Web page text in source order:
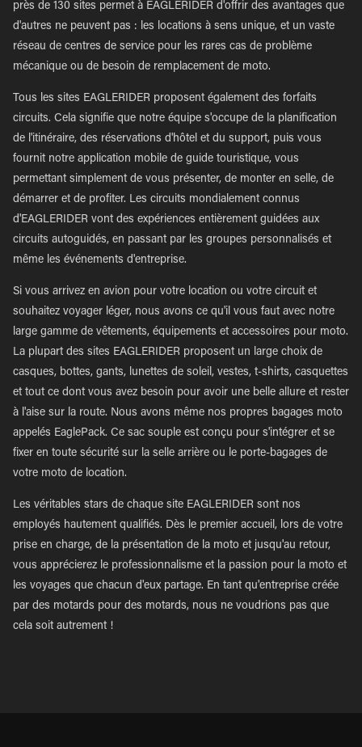
près de 130 sites permet à EAGLERIDER d'offrir des avantages que
d'autres ne peuvent pas : les locations à sens unique, et un vaste
réseau de centres de service pour les rares cas de problème
mécanique ou de besoin de remplacement de moto.
Tous les sites EAGLERIDER proposent également des forfaits
circuits. Cela signifie que notre équipe s'occupe de la planification
de l'itinéraire, des réservations d'hôtel et du support, puis vous
fournit notre application mobile de guide touristique, vous
permettant simplement de vous présenter, de monter en selle, de
démarrer et de profiter. Les circuits mondialement connus
d'EAGLERIDER vont des expériences entièrement guidées aux
circuits autoguidés, en passant par les groupes personnalisés et
même les événements d'entreprise.
Si vous arrivez en avion pour votre location ou votre circuit et
souhaitez voyager léger, nous avons ce qu'il vous faut avec notre
large gamme de vêtements, équipements et accessoires pour moto.
La plupart des sites EAGLERIDER proposent un large choix de
casques, bottes, gants, lunettes de soleil, vestes, t-shirts, casquettes
et tout ce dont vous avez besoin pour avoir une belle allure et rester
à l'aise sur la route. Nous avons même nos propres bagages moto
appelés EaglePack. Ce sac souple est conçu pour s'intégrer et se
fixer en toute sécurité sur la selle arrière ou le porte-bagages de
votre moto de location.
Les véritables stars de chaque site EAGLERIDER sont nos
employés hautement qualifiés. Dès le premier accueil, lors de votre
prise en charge, de la présentation de la moto et jusqu'au retour,
vous apprécierez le professionnalisme et la passion pour la moto et
les voyages que chacun d'eux partage. En tant qu'entreprise créée
par des motards pour des motards, nous ne voudrions pas que
cela soit autrement !